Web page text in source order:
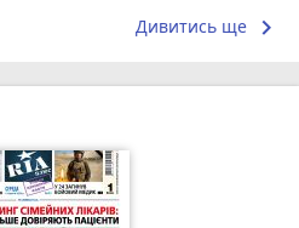
Дивитись ще keyboard_arrow_right